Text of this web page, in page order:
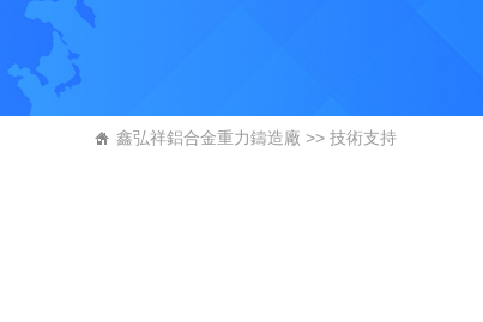
鑫弘祥鋁合金重力鑄造廠 >> 技術支持